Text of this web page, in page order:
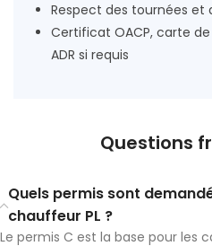
Respect des tournées
Certificat OACP, carte
ADR si requis
Questions
Quels permis sont
chauffeur PL ?
Le permis C est la base pour les